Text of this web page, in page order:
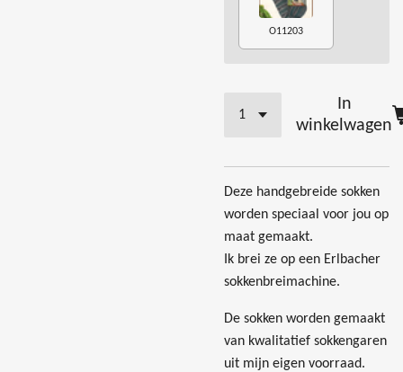
O11203
In
winkelwagen
Deze handgebreide sokken
worden speciaal voor jou op
maat gemaakt.
Ik brei ze op een Erlbacher
sokkenbreimachine.
De sokken worden gemaakt
van kwalitatief sokkengaren
uit mijn eigen voorraad.